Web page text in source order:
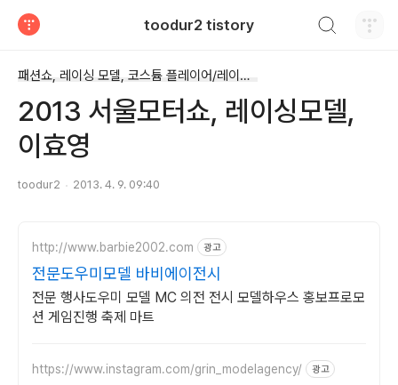
toodur2 tistory
패션쇼, 레이싱 모델, 코스튬 플레이어/레이싱모델(코스튬 플레이어 등..)
2013 서울모터쇼, 레이싱모델,
이효영
toodur2 2013. 4. 9. 09:40
http://www.barbie2002.com 광고
전문도우미모델 바비에이전시
전문 행사도우미 모델 MC 의전 전시 모델하우스 홍보프로모
션 게임진행 축제 마트
https://www.instagram.com/grin_modelagency/ 광고